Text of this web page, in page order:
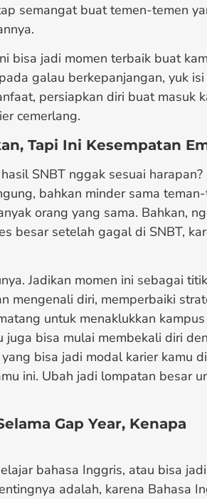
semangat buat temen-temen
bisa jadi momen terbaik buat
galau berkepanjangan, yuk
persiapkan diri buat masuk
cemerlang.
Tapi Ini Kesempatan
SNBT nggak sesuai harapan?
bahkan minder sama
orang yang sama. Bahkan,
besar setelah gagal di SNBT,
Jadikan momen ini sebagai
mengenali diri, memperbaiki
untuk menaklukkan
bisa mulai membekali diri
bisa jadi modal karier kamu
ini. Ubah jadi lompatan besar
Gap Year, Kenapa
bahasa Inggris, atau bisa
adalah, karena Bahasa